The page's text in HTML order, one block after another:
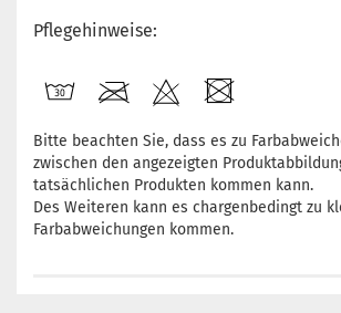
Pflegehinweise:
Bitte beachten Sie, dass es zu
zwischen den angezeigten
tatsächlichen Produkten kommen kann.
Des Weiteren kann es chargenbedingt zu
Farbabweichungen kommen.